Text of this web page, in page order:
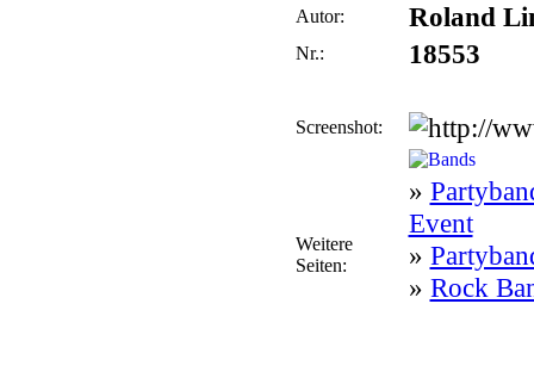
Autor: Roland
Nr.: 18553
Screenshot:
Weitere
Seiten:
»
Event
»
» Rock